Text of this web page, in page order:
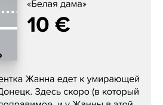
«Белая дама»